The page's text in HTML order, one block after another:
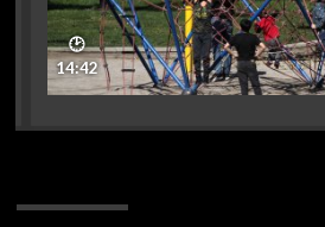
🕑
14:42